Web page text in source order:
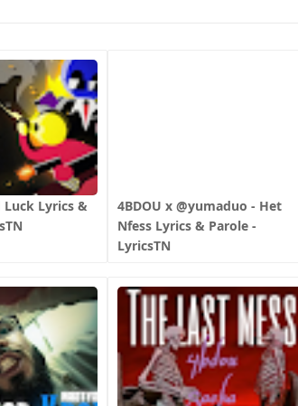
Luck Lyrics &
4BDOU x ‪@yumaduo‬ - Het
Nfess Lyrics & Parole -
LyricsTN